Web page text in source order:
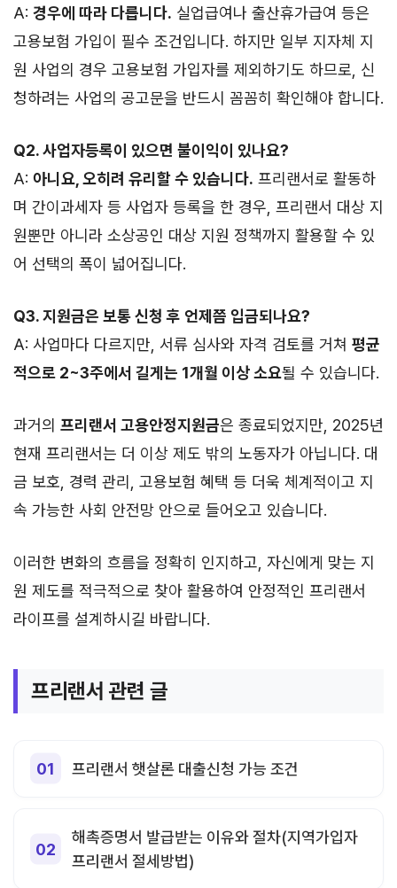
A: 경우에 따라 다릅니다. 실업급여나 출산휴가급여 등은
고용보험 가입이 필수 조건입니다. 하지만 일부 지자체 지
원 사업의 경우 고용보험 가입자를 제외하기도 하므로, 신
청하려는 사업의 공고문을 반드시 꼼꼼히 확인해야 합니다.
Q2. 사업자등록이 있으면 불이익이 있나요?
A: 아니요, 오히려 유리할 수 있습니다. 프리랜서로 활동하
며 간이과세자 등 사업자 등록을 한 경우, 프리랜서 대상 지
원뿐만 아니라 소상공인 대상 지원 정책까지 활용할 수 있
어 선택의 폭이 넓어집니다.
Q3. 지원금은 보통 신청 후 언제쯤 입금되나요?
A: 사업마다 다르지만, 서류 심사와 자격 검토를 거쳐 평균
적으로 2~3주에서 길게는 1개월 이상 소요될 수 있습니다.
과거의 프리랜서 고용안정지원금은 종료되었지만, 2025년
현재 프리랜서는 더 이상 제도 밖의 노동자가 아닙니다. 대
금 보호, 경력 관리, 고용보험 혜택 등 더욱 체계적이고 지
속 가능한 사회 안전망 안으로 들어오고 있습니다.
이러한 변화의 흐름을 정확히 인지하고, 자신에게 맞는 지
원 제도를 적극적으로 찾아 활용하여 안정적인 프리랜서
라이프를 설계하시길 바랍니다.
프리랜서 관련 글
프리랜서 햇살론 대출신청 가능 조건
해촉증명서 발급받는 이유와 절차(지역가입자
프리랜서 절세방법)